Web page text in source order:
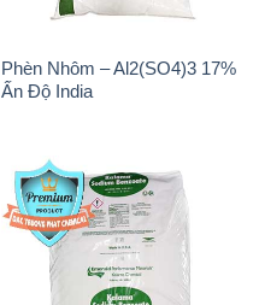
Phèn Nhôm – Al2(SO4)3 17%
Ấn Độ India